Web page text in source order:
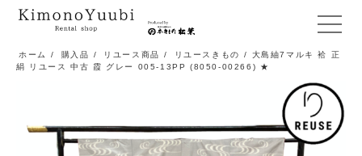
メ
ニ
ー
閉
ホーム / 購入品 / リユース商品 / リユースきもの
/ 大島紬7マルキ 袷 正
絹 リユース 中古 霞 グレー 005-13PP (8050-00266) ★